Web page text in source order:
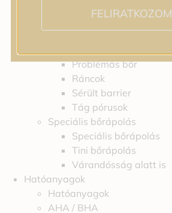
Fakóság
Feszességvesztés
Problémás bőr
Ráncok
Sérült barrier
Tág pórusok
Speciális bőrápolás
Speciális bőrápolás
Tini bőrápolás
Várandósság alatt is
Hatóanyagok
Hatóanyagok
AHA / BHA
FELIRATKOZOM